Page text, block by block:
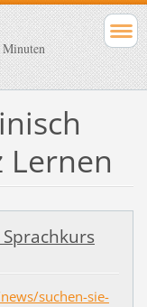
Minuten
Lernen
suchen-sie-